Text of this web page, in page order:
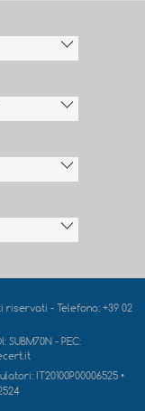
riservati - Telefono: +39 02
SUBM70N - PEC:
IT20100P00006525•